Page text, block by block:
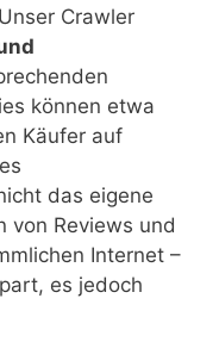
Crawler
können etwa
Käufer auf
das eigene
von Reviews und
Internet –
es jedoch